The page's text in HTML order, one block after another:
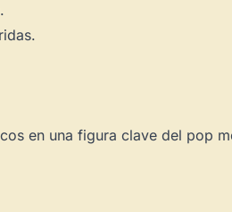
.
en una figura clave del pop